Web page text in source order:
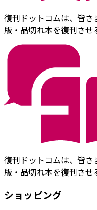
復刊ドットコムは、皆
版・品切れ本を復刊させ
復刊ドットコムは、皆
版・品切れ本を復刊させ
ショッピング